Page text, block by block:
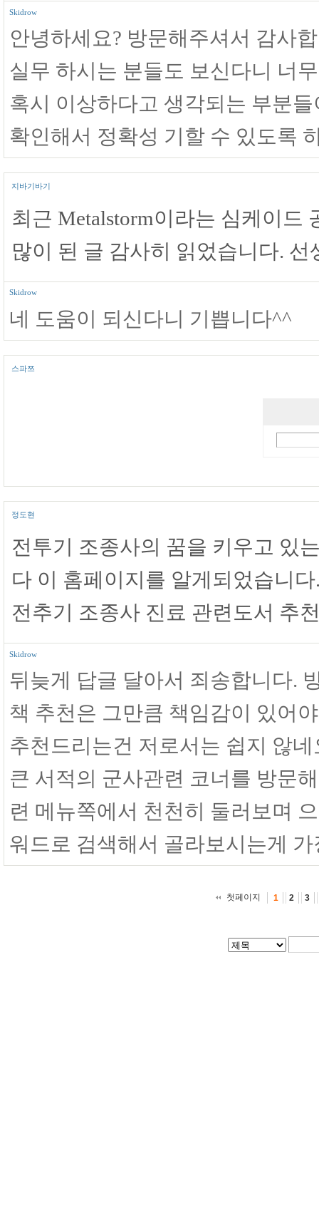
Skidrow
안녕하세요? 방문해주셔서 감사
실무 하시는 분들도 보신다니 너
혹시 이상하다고 생각되는 부분
확인해서 정확성 기할 수 있도록
지바기바기
최근 Metalstorm이라는 심케이드
많이 된 글 감사히 읽었습니다.
Skidrow
네 도움이 되신다니 기쁩니다^^
스파쯔
정도현
전투기 조종사의 꿈을 키우고 있
다 이 홈페이지를 알게되었습니다
전추기 조종사 진료 관련도서 추
Skidrow
뒤늦게 답글 달아서 죄송합니다.
책 추천은 그만큼 책임감이 있어
추천드리는건 저로서는 쉽지 않네
큰 서적의 군사관련 코너를 방문
련 메뉴쪽에서 천천히 둘러보며
워드로 검색해서 골라보시는게
첫페이지 1 2 3